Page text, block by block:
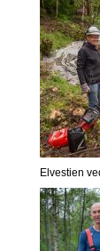
Elvestien